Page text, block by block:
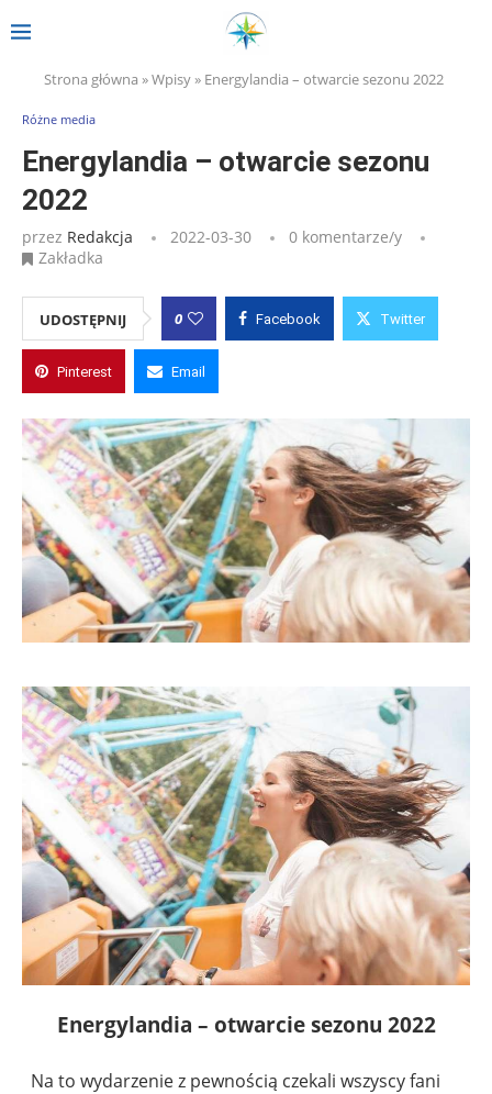
Strona główna »Wpisy» Energylandia – otwarcie sezonu 2022
Różne media
Energylandia – otwarcie sezonu
2022
przez Redakcja 2022-03-30
0 komentarze/y
Zakładka
UDOSTĘPNIJ 0 Facebook Twitter
Pinterest Email
Energylandia – otwarcie sezonu 2022
Na to wydarzenie z pewnością czekali wszyscy fani